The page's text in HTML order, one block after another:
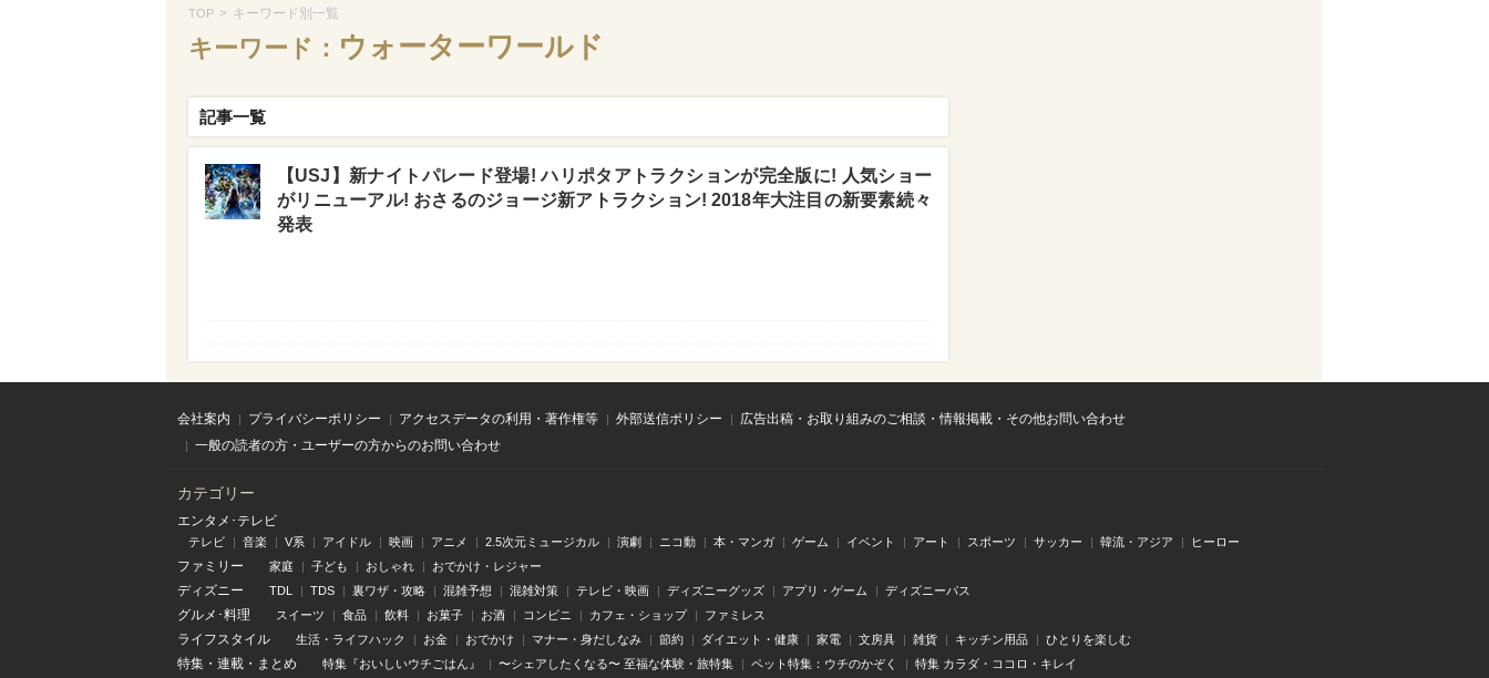
TOP > キーワード別一覧
キーワード： ウォーターワールド
記事一覧
【USJ】新ナイトパレード登場! ハリポタアトラクションが完全版に! 人気ショー
がリニューアル! おさるのジョージ新アトラクション! 2018年大注目の新要素続々
発表
会社案内 プライバシーポリシー アクセスデータの利用・著作権等 外部送信ポリシー
広告出稿・お取り組みのご相談・情報掲載・その他お問い合わせ
一般の読者の方・ユーザーの方からのお問い合わせ
カテゴリー
エンタメ･テレビ
テレビ 音楽 V系 アイドル 映画 アニメ 2.5次元ミュージカル 演劇 ニコ動 本・マンガ ゲーム イベント アート スポーツ サッカー 韓流・アジア ヒーロー
ファミリー 家庭 子ども おしゃれ おでかけ・レジャー
ディズニー TDL TDS 裏ワザ・攻略 混雑予想 混雑対策 テレビ・映画 ディズニーグッズ アプリ・ゲーム ディズニーパス
グルメ･料理 スイーツ 食品 飲料 お菓子 お酒 コンビニ カフェ・ショップ ファミレス
ライフスタイル 生活・ライフハック お金 おでかけ マナー・身だしなみ 節約 ダイエット・健康 家電 文房具 雑貨 キッチン用品 ひとりを楽しむ
特集 ・ 連載 ・ まとめ 特集『おいしいウチごはん』 〜シェアしたくなる〜 至福な体験・旅特集 ペット特集：ウチのかぞく 特集 カラダ・ココロ・キレイ